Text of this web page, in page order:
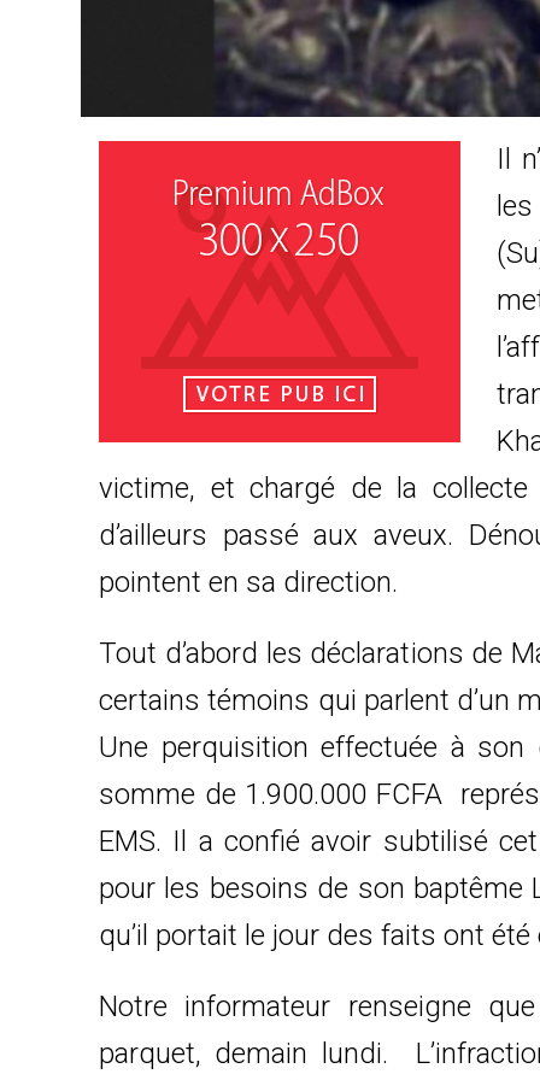
Il
victime, et chargé de la
d’ailleurs passé aux aveux.
pointent en sa direction.
Tout d’abord les déclarations de
certains témoins qui parlent d’un
Une perquisition effectuée à
somme de 1.900.000 FCFA
EMS. Il a confié avoir subtilisé
pour les besoins de son baptême
qu’il portait le jour des faits ont
Notre informateur renseigne
parquet, demain lundi.